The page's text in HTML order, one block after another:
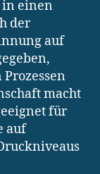
in einen
der
auf
macht
für
auf